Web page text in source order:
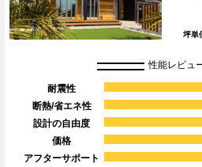
坪単
性能レビュ
耐震性
断熱/省エネ性
設計の自由度
価格
アフターサポート